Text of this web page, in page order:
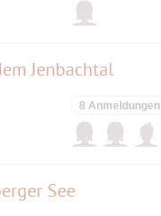
Jenbachtal
8 Anmeldungen
See